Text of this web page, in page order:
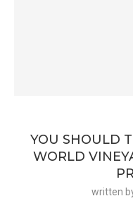
YOU SHOULD
WORLD
written